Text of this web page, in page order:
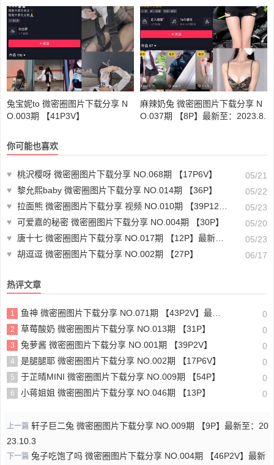
13
兔宝妮to 微密圈图片下载分享 N
O.003期 【41P3V】
麻辣奶兔 微密圈图片下载分享 N
O.037期 【8P】最新至：2023.8.
你可能也喜欢
♥ 桃沢樱呀 微密圈图片下载分享 NO.068期 【17P6V】
05/21
♥ 黎允熙baby 微密圈图片下载分享 NO.014期 【36P】
05/22
♥ 拉面熊 微密圈图片下载分享 视频 NO.010期 【39P12V】最新至：2024.3.20
05/23
♥ 可爱嘉的秘密 微密圈图片下载分享 NO.004期 【30P】
05/20
♥
唐十七 微密圈图片下载分享 NO.017期 【12P】最新至：2023.12.20
05/23
♥ 胡逗逗 微密圈图片下载分享 NO.002期 【27P】 06/17
热评文章
1 鱼神 微密圈图片下载分享 NO.071期 【43P2V】最新至：2024.2.19 0
2 草莓酸奶 微密圈图片下载分享 NO.013期 【31P】 0
3 兔萝酱 微密圈图片下载分享 NO.001期 【39P2V】 0
4 是腿腿耶 微密圈图片下载分享 NO.002期 【17P6V】 0
5 于芷晴MINI 微密圈图片下载分享 NO.009期 【54P】 0
6 小蒋姐姐 微密圈图片下载分享 NO.046期 【13P】 0
上一篇 轩子巨二兔 微密圈图片下载分享 NO.009期 【9P】最新至：20
23.10.3
下一篇 兔子吃饱了吗 微密圈图片下载分享 NO.004期 【46P2V】最新